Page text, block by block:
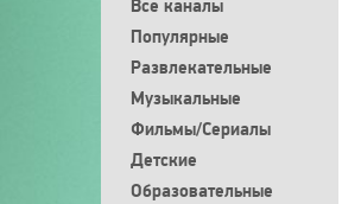
Все каналы
Популярные
Развлекательные
Музыкальные
Фильмы/Сериалы
Детские
Образовательные